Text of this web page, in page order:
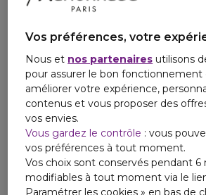
services techniques.
Vos préférences, votre
Nous et nos partenaires utilisons
pour assurer le bon fonctionnement
améliorer votre expérience,
contenus et vous proposer des
vos envies.
Vous gardez le contrôle : vous
vos préférences à tout moment.
Vos choix sont conservés pendant 6
modifiables à tout moment via le
Paramétrer les cookies » en bas de